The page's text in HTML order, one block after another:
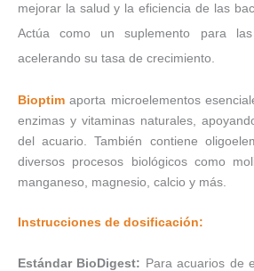
mejorar la salud y la eficiencia de las
Actúa como un suplemento para las
acelerando su tasa de crecimiento.
Bioptimaporta microelementos
enzimas y vitaminas naturales,
del acuario. También contiene
diversos procesos biológicos como
manganeso, magnesio, calcio y más.
Instrucciones de dosificación:
Estándar BioDigest: Para acuarios de